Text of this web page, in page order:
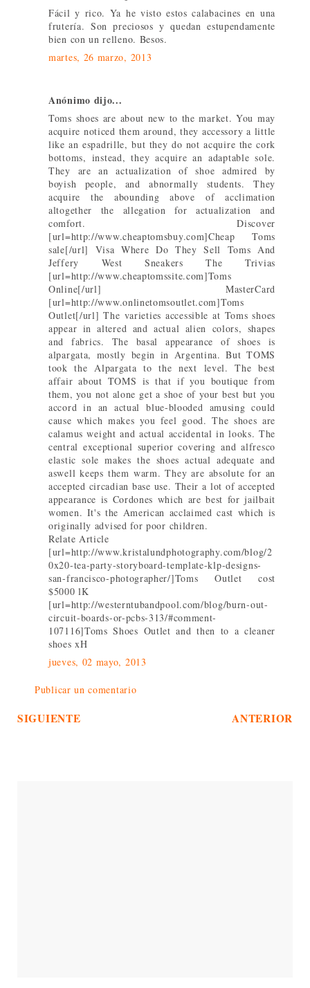
Fácil y rico. Ya he visto estos calabacines en una
frutería. Son preciosos y quedan estupendamente
bien con un relleno. Besos.
martes, 26 marzo, 2013
Anónimo dijo...
Toms shoes are about new to the market. You may
acquire noticed them around, they accessory a little
like an espadrille, but they do not acquire the cork
bottoms, instead, they acquire an adaptable sole.
They are an actualization of shoe admired by
boyish people, and abnormally students. They
acquire the abounding above of acclimation
altogether the allegation for actualization and
comfort. Discover
[url=http://www.cheaptomsbuy.com]Cheap Toms
sale[/url] Visa Where Do They Sell Toms And
Jeffery West Sneakers The Trivias
[url=http://www.cheaptomssite.com]Toms
Online[/url] MasterCard
[url=http://www.onlinetomsoutlet.com]Toms
Outlet[/url] The varieties accessible at Toms shoes
appear in altered and actual alien colors, shapes
and fabrics. The basal appearance of shoes is
alpargata, mostly begin in Argentina. But TOMS
took the Alpargata to the next level. The best
affair about TOMS is that if you boutique from
them, you not alone get a shoe of your best but you
accord in an actual blue-blooded amusing could
cause which makes you feel good. The shoes are
calamus weight and actual accidental in looks. The
central exceptional superior covering and alfresco
elastic sole makes the shoes actual adequate and
aswell keeps them warm. They are absolute for an
accepted circadian base use. Their a lot of accepted
appearance is Cordones which are best for jailbait
women. It's the American acclaimed cast which is
originally advised for poor children.
Relate Article
[url=http://www.kristalundphotography.com/blog/2
0x20-tea-party-storyboard-template-klp-designs-
san-francisco-photographer/]Toms Outlet cost
$5000 lK
[url=http://westerntubandpool.com/blog/burn-out-
circuit-boards-or-pcbs-313/#comment-
107116]Toms Shoes Outlet and then to a cleaner
shoes xH
jueves, 02 mayo, 2013
Publicar un comentario
SIGUIENTE ANTERIOR